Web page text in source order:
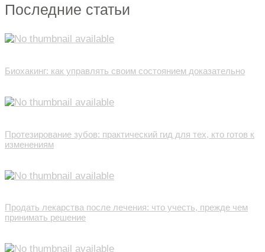
Последние статьи
Биохакинг: как управлять своим состоянием доказательно
Протезирование зубов: практический гид для тех, кто готов к
изменениям
Продать лекарства после лечения: что учесть, прежде чем
принимать решение